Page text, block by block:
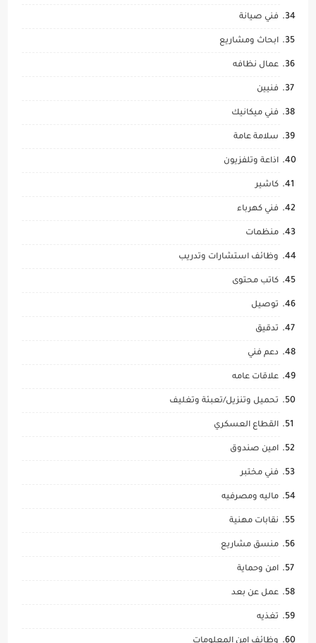
فني صيانة
ابحاث ومشاريع
عمال نظافه
فنيين
فني ميكانيك
سلامة عامة
اذاعة وتلفزيون
كاشير
فني كهرباء
منظمات
وظائف استشارات وتدريب
كاتب محتوى
توصيل
تدقيق
دعم فني
علاقات عامه
تحميل وتنزيل/تعبئة وتغليف
القطاع العسكري
امين صندوق
فني مختبر
ماليه ومصرفيه
نقابات مهنية
منسق مشاريع
امن وحماية
عمل عن بعد
تغذيه